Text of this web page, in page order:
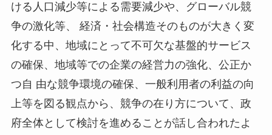
ける人口減少等による需要減少や、グローバル競
争の激化等、 経済・社会構造そのものが大きく変
化する中、地域にとって不可欠な基盤的サービス
の確保、地域等での企業の経営力の強化、公正か
つ自 由な競争環境の確保、一般利用者の利益の向
上等を図る観点から、競争の在り方について、政
府全体として検討を進めることが話し合われたよ